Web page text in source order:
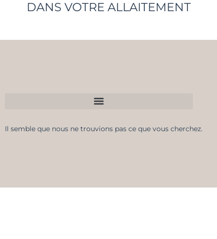
DANS VOTRE ALLAITEMENT
Il semble que nous ne trouvions pas ce que vous cherchez.